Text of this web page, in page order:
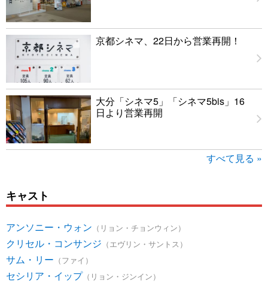
京都シネマ、22日から営業再開！
大分「シネマ5」「シネマ5bis」16
日より営業再開
すべて見る »
キャスト
アンソニー・ウォン （リョン・チョンウィン）
クリセル・コンサンジ （エヴリン・サントス）
サム・リー （ファイ）
セシリア・イップ（リョン・ジンイン）